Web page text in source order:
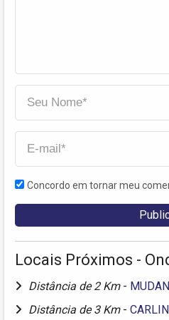
Concordo em tornar meu
Locais Próximos -
Distância de 2 Km -
Distância de 3 Km -